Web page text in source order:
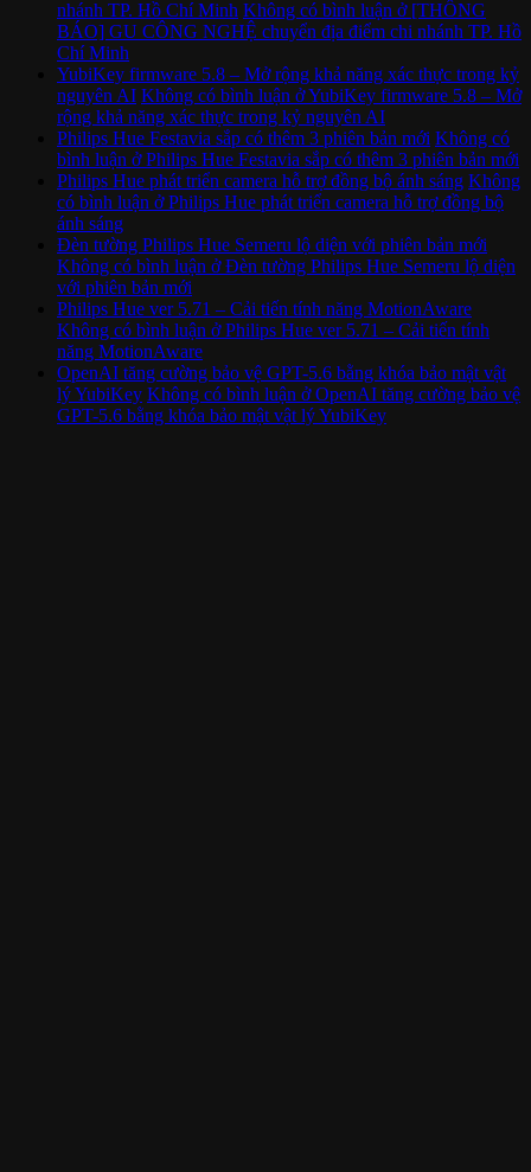
nhánh TP. Hồ Chí Minh Không có bình luận ở [THÔNG
BÁO] GU CÔNG NGHỆ chuyển địa điểm chi nhánh TP. Hồ
Chí Minh
YubiKey firmware 5.8 – Mở rộng khả năng xác thực trong kỷ
nguyên AI Không có bình luận ở YubiKey firmware 5.8 – Mở
rộng khả năng xác thực trong kỷ nguyên AI
Philips Hue Festavia sắp có thêm 3 phiên bản mới Không có
bình luận ở Philips Hue Festavia sắp có thêm 3 phiên bản mới
Philips Hue phát triển camera hỗ trợ đồng bộ ánh sáng Không
có bình luận ở Philips Hue phát triển camera hỗ trợ đồng bộ
ánh sáng
Đèn tường Philips Hue Semeru lộ diện với phiên bản mới
Không có bình luận ở Đèn tường Philips Hue Semeru lộ diện
với phiên bản mới
Philips Hue ver 5.71 – Cải tiến tính năng MotionAware
Không có bình luận ở Philips Hue ver 5.71 – Cải tiến tính
năng MotionAware
OpenAI tăng cường bảo vệ GPT-5.6 bằng khóa bảo mật vật
lý YubiKey Không có bình luận ở OpenAI tăng cường bảo vệ
GPT-5.6 bằng khóa bảo mật vật lý YubiKey